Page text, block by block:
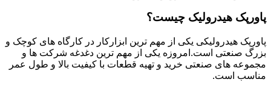
پاورپک هیدرولیک چیست؟
پاورپک هیدرولیکی یکی از مهم ترین ابزارکار در کارگاه های کوچک و
بزرگ صنعتی است.امروزه یکی از مهم ترین دغدغه شرکت ها و
مجموعه های صنعتی خرید و تهیه قطعات با کیفیت بالا و طول عمر
مناسب است.